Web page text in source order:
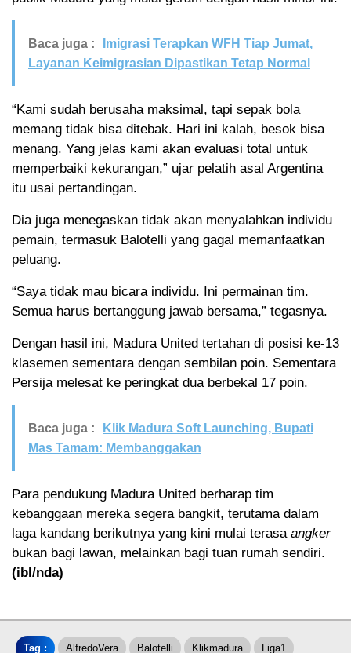
Baca juga :
Imigrasi Terapkan WFH Tiap Jumat,
Layanan Keimigrasian Dipastikan Tetap Normal
“Kami sudah berusaha maksimal, tapi sepak bola
memang tidak bisa ditebak. Hari ini kalah, besok bisa
menang. Yang jelas kami akan evaluasi total untuk
memperbaiki kekurangan,” ujar pelatih asal Argentina
itu usai pertandingan.
Dia juga menegaskan tidak akan menyalahkan individu
pemain, termasuk Balotelli yang gagal memanfaatkan
peluang.
“Saya tidak mau bicara individu. Ini permainan tim.
Semua harus bertanggung jawab bersama,” tegasnya.
Dengan hasil ini, Madura United tertahan di posisi ke-13
klasemen sementara dengan sembilan poin. Sementara
Persija melesat ke peringkat dua berbekal 17 poin.
Baca juga :
Klik Madura Soft Launching, Bupati
Mas Tamam: Membanggakan
Para pendukung Madura United berharap tim
kebanggaan mereka segera bangkit, terutama dalam
laga kandang berikutnya yang kini mulai terasa angker
bukan bagi lawan, melainkan bagi tuan rumah sendiri.
(ibl/nda)
Tag : AlfredoVera Balotelli Klikmadura Liga1